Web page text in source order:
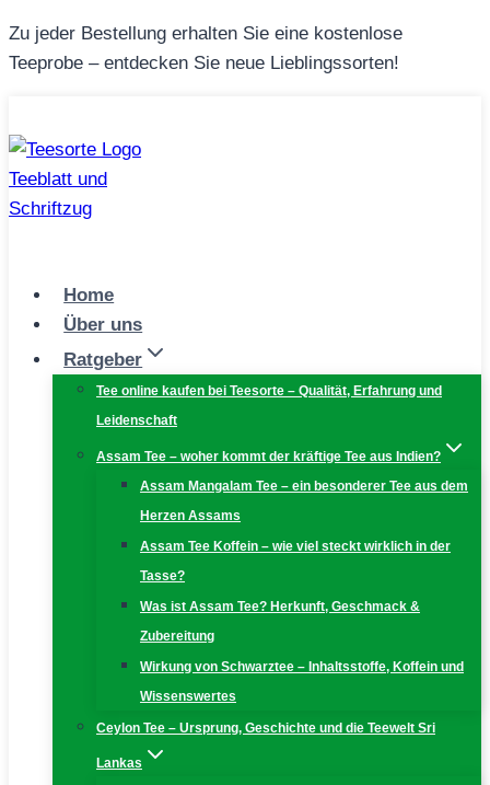
Zum
Inhalt
Zu jeder Bestellung erhalten Sie eine kostenlose
Teeprobe – entdecken Sie neue Lieblingssorten!
Home
Über uns
Ratgeber
Tee online kaufen bei Teesorte – Qualität, Erfahrung und
Leidenschaft
Assam Tee – woher kommt der kräftige Tee aus Indien?
Assam Mangalam Tee – ein besonderer Tee aus dem
Herzen Assams
Assam Tee Koffein – wie viel steckt wirklich in der
Tasse?
Was ist Assam Tee? Herkunft, Geschmack &
Zubereitung
Wirkung von Schwarztee – Inhaltsstoffe, Koffein und
Wissenswertes
Ceylon Tee – Ursprung, Geschichte und die Teewelt Sri
Lankas